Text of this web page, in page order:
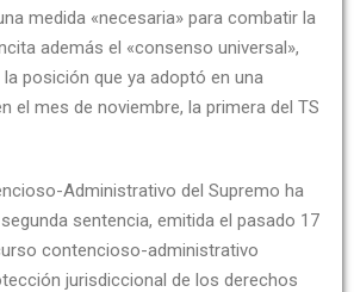
medida «necesaria» para combatir la
además el «consenso universal»,
posición que ya adoptó en una
el mes de noviembre, la primera del TS
Administrativo del Supremo ha
sentencia, emitida el pasado 17
contencioso-administrativo
jurisdiccional de los derechos